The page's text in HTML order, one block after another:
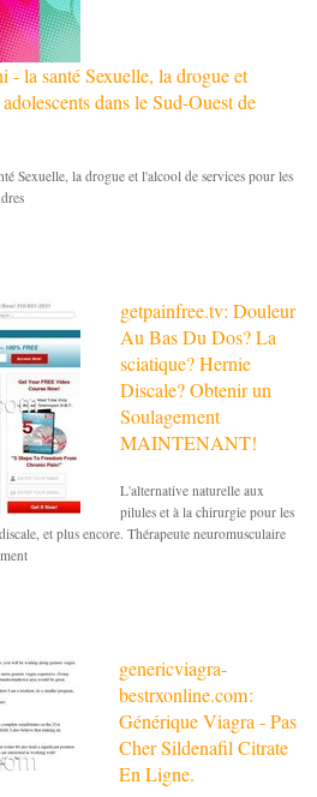
la santé Sexuelle, la drogue et
dans le Sud-Ouest de
Sexuelle, la drogue et l'alcool de services pour les
getpainfree.tv: Douleur
Au Bas Du Dos? La
sciatique? Hernie
Discale? Obtenir un
Soulagement
MAINTENANT!
L'alternative naturelle aux
pilules et à la chirurgie pour les
et plus encore. Thérapeute neuromusculaire
genericviagra-
bestrxonline.com:
Générique Viagra - Pas
Cher Sildenafil Citrate
En Ligne.